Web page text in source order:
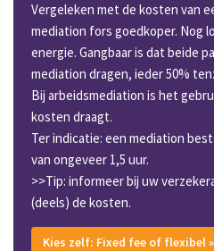
Vergeleken met de kosten van
mediation fors goedkoper. Nog
energie. Gangbaar is dat beide
mediation dragen, ieder 50%
Bij arbeidsmediation is het
kosten draagt.
Ter indicatie: een mediation
van ongeveer 1,5 uur.
>>Tip: informeer bij uw
(deels) de kosten.
Kies zelf: Fixed fee of flexibel »